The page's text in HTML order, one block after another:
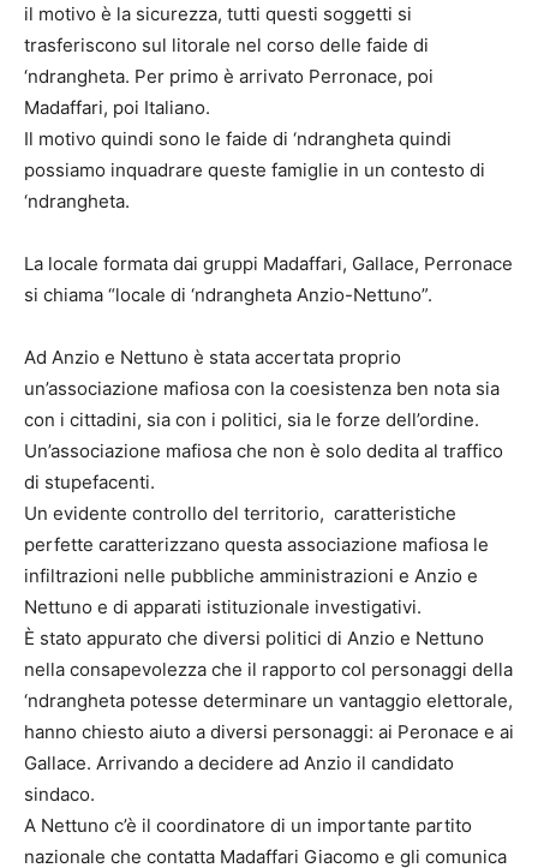
il motivo è la sicurezza, tutti questi soggetti si
trasferiscono sul litorale nel corso delle faide di
‘ndrangheta. Per primo è arrivato Perronace, poi
Madaffari, poi Italiano.
Il motivo quindi sono le faide di ‘ndrangheta quindi
possiamo inquadrare queste famiglie in un contesto di
‘ndrangheta.
La locale formata dai gruppi Madaffari, Gallace, Perronace
si chiama “locale di ‘ndrangheta Anzio-Nettuno”.
Ad Anzio e Nettuno è stata accertata proprio
un’associazione mafiosa con la coesistenza ben nota sia
con i cittadini, sia con i politici, sia le forze dell’ordine.
Un’associazione mafiosa che non è solo dedita al traffico
di stupefacenti.
Un evidente controllo del territorio, caratteristiche
perfette caratterizzano questa associazione mafiosa le
infiltrazioni nelle pubbliche amministrazioni e Anzio e
Nettuno e di apparati istituzionale investigativi.
È stato appurato che diversi politici di Anzio e Nettuno
nella consapevolezza che il rapporto col personaggi della
‘ndrangheta potesse determinare un vantaggio elettorale,
hanno chiesto aiuto a diversi personaggi: ai Peronace e ai
Gallace. Arrivando a decidere ad Anzio il candidato
sindaco.
A Nettuno c’è il coordinatore di un importante partito
nazionale che contatta Madaffari Giacomo e gli comunica